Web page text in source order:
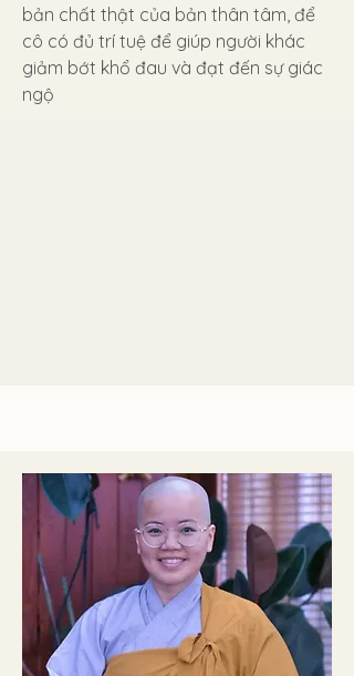
bản chất thật của bản thân tâm, để
cô có đủ trí tuệ để giúp người khác
giảm bớt khổ đau và đạt đến sự giác
ngộ